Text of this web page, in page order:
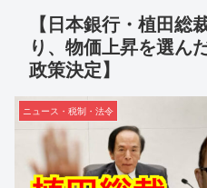
【日本銀行・植田総
り、物価上昇を選ん
政策決定】
ニュース・税制・法令